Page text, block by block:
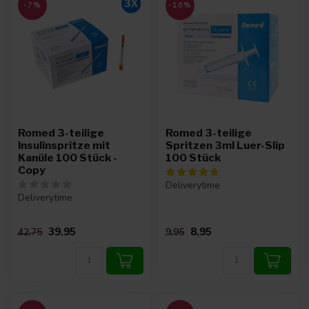
-7%
Romed 3-teilige
Insulinspritze mit
Kanüle 100 Stück -
Copy
Deliverytime
42,75 39,95
-10%
Romed 3-teilige
Spritzen 3ml Luer-Slip
100 Stück
Deliverytime
9,95 8,95